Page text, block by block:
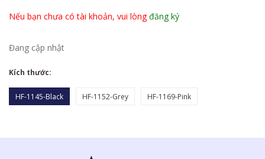
Nếu bạn chưa có tài khoản, vui lòngđăng ký
Đang cập nhật
Kích thước:
HF-1145-Black HF-1152-Grey HF-1169-Pink